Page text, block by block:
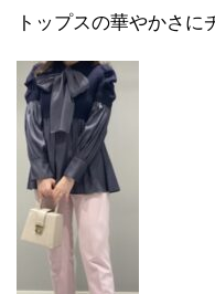
トップスの華やかさに